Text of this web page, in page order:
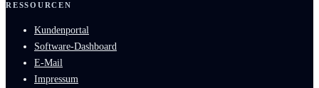
RESSOURCEN
Kundenportal
Software-Dashboard
E-Mail
Impressum